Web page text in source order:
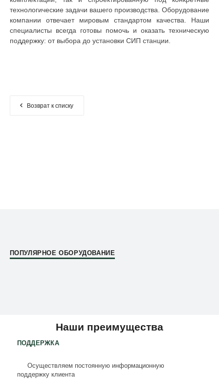
технологические задачи вашего производства. Оборудование
компании отвечает мировым стандартом качества. Наши
специалисты всегда готовы помочь и оказать техническую
поддержку: от выбора до установки СИП станции.
Возврат к списку
ПОПУЛЯРНОЕ ОБОРУДОВАНИЕ
Наши преимущества
ПОДДЕРЖКА
Осуществляем постоянную информационную
поддержку клиента